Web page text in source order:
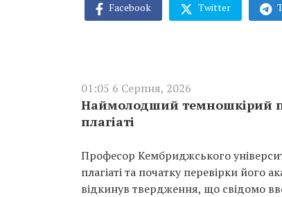
Facebook Twitter
01:05 6 Серпня, 2026
Наймолодший темношкірий
плагіаті
Професор Кембриджського
плагіаті та початку перевірки його
відкинув твердження, що свідомо